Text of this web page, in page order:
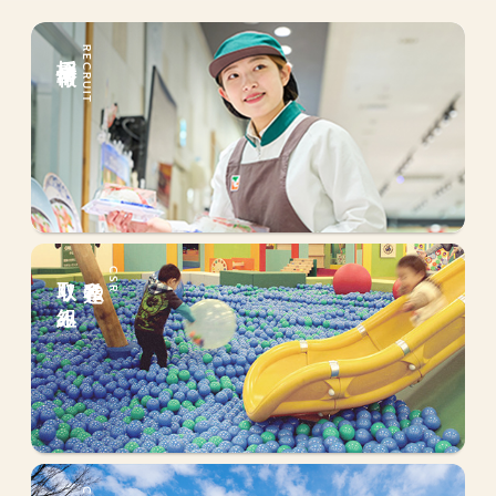
RECRUIT
採用情報
CSR
私達の
取り組み
会社情報